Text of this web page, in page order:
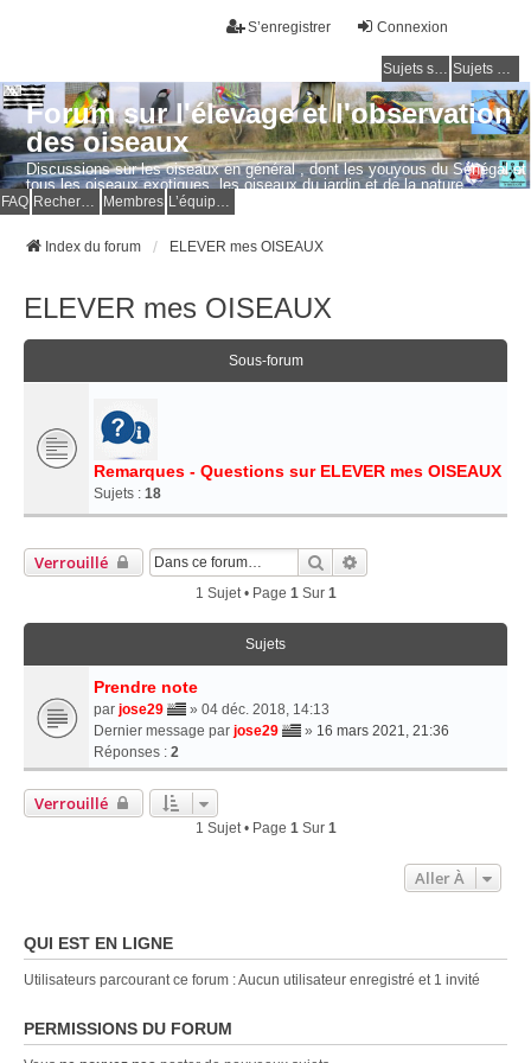
Connexion
S’enregistrer
Sujets sans réponse Sujets actifs
Forum sur l'élevage et l'observation
des oiseaux
Discussions sur les oiseaux en général , dont les youyous du Sénégal et
tous les oiseaux exotiques, les oiseaux du jardin et de la nature.
Questions, photos, expériences.
FAQ Membres
Index du forum ELEVER mes OISEAUX
ELEVER mes OISEAUX
Sous-forum
Remarques - Questions sur ELEVER mes OISEAUX
Sujets : 18
Verrouillé Rechercher
1 Sujet • Page 1 Sur 1
Sujets
Prendre note
par jose29
» 04 déc. 2018, 14:13
Dernier message par jose29 » 16 mars 2021, 21:36
Réponses : 2
Verrouillé
1 Sujet • Page 1 Sur 1
Aller À
QUI EST EN LIGNE
Utilisateurs parcourant ce forum : Aucun utilisateur enregistré et 1 invité
PERMISSIONS DU FORUM